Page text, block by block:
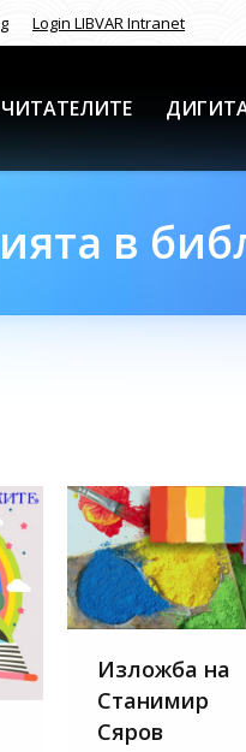
Login LIBVAR Intranet
в
Изложба на
Станимир
Сяров